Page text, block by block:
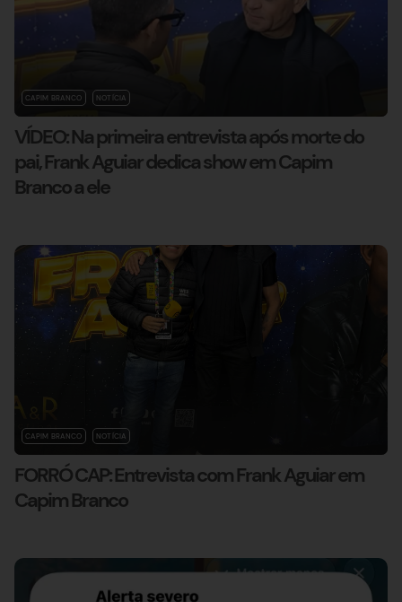
CAPIM BRANCO NOTÍCIA
VÍDEO: Na primeira entrevista após morte do
pai, Frank Aguiar dedica show em Capim
Branco a ele
CAPIM BRANCO NOTÍCIA
FORRÓ CAP: Entrevista com Frank Aguiar em
Capim Branco